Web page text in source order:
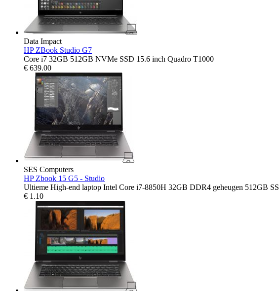
Data Impact
HP ZBook Studio G7
Core i7 32GB 512GB NVMe SSD 15.6 inch Quadro T1000
€ 639.00
SES Computers
HP Zbook 15 G5 - Studio
Ultieme High-end laptop Intel Core i7-8850H 32GB DDR4 geheugen 512GB
€ 1.10